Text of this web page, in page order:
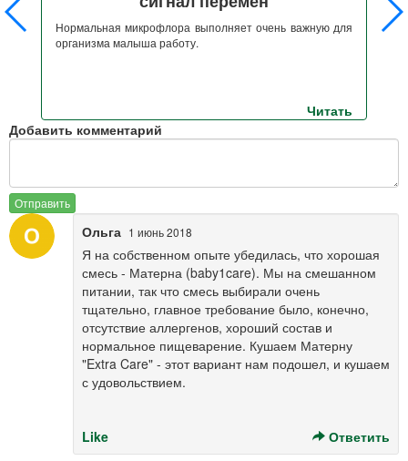
Нормальная микрофлора выполняет очень важную для
организма малыша работу.
Читать
Добавить комментарий
Отправить
Ольга 1 июнь 2018
Я на собственном опыте убедилась, что хорошая
смесь - Матерна (baby1care). Мы на смешанном
питании, так что смесь выбирали очень
тщательно, главное требование было, конечно,
отсутствие аллергенов, хороший состав и
нормальное пищеварение. Кушаем Матерну
"Extra Care" - этот вариант нам подошел, и кушаем
с удовольствием.
Like Ответить